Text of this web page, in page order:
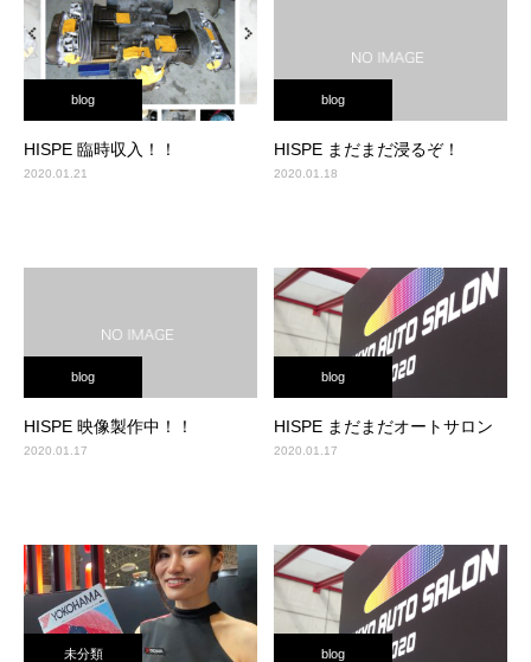
blog
HISPE 臨時収入！！
2020.01.21
blog
HISPE まだまだ浸るぞ！
2020.01.18
blog
HISPE 映像製作中！！
2020.01.17
blog
HISPE まだまだオートサロン
2020.01.17
未分類 blog